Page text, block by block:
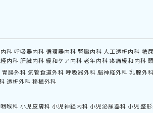
科 呼吸器内科 循環器内科 腎臓内科 人工透析内科 糖
内科 肝臓内科 緩和ケア内科 老年内科 疼痛緩和内科
胃腸外科 気管食道外科 呼吸器外科 脳神経外科 乳腺外科
透析外科 移植外科
喉科 小児皮膚科 小児神経内科 小児泌尿器科 小児整